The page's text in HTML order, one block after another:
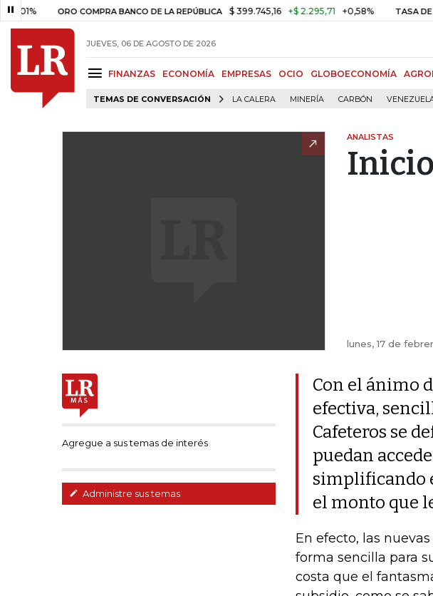
ORO COMPRA BANCO DE LA REPÚBLICA $ 399.745,16 +$ 2.295,71 +0,58% TASA DE USURA
JUEVES, 06 DE AGOSTO DE 2026
FINANZAS ECONOMÍA EMPRESAS OCIO GLOBOECONOMÍA
TEMAS DE CONVERSACIÓN LA CALERA MINERÍA CARBÓN
ANALISTAS
Inicio
lunes, 17 de
Agregue a sus temas de interés
Administre sus temas
Con el ánimo
efectiva,
Cafeteros se
puedan
simplificando
el monto que
En efecto, las
forma sencilla para
costa que el